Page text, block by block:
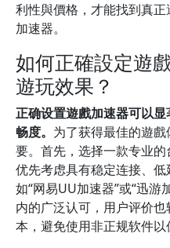
利性與價格，才能找到真
加速器。
如何正確設定遊
遊玩效果？
正确设置遊戲加速器可以
畅度。 为了获得最佳的遊
要。首先，选择一款专业
优先考虑具有稳定连接、
如“网易UU加速器”或“迅游
内的广泛认可，用户评价
本，避免使用非正规软件以